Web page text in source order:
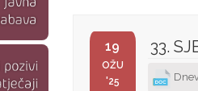
19
OŽU
'25
33.